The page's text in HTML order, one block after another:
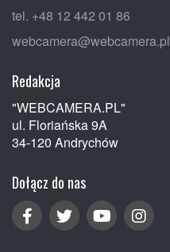
tel. +48 12 442 01 86
webcamera@webcamera.pl
Redakcja
"WEBCAMERA.PL"
ul. Floriańska 9A
34-120 Andrychów
Dołącz do nas